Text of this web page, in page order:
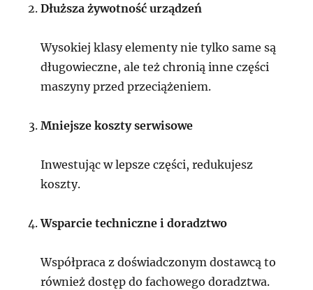
Dłuższa żywotność urządzeń
Wysokiej klasy elementy nie tylko same są
długowieczne, ale też chronią inne części
maszyny przed przeciążeniem.
Mniejsze koszty serwisowe
Inwestując w lepsze części, redukujesz
koszty.
Wsparcie techniczne i doradztwo
Współpraca z doświadczonym dostawcą to
również dostęp do fachowego doradztwa.